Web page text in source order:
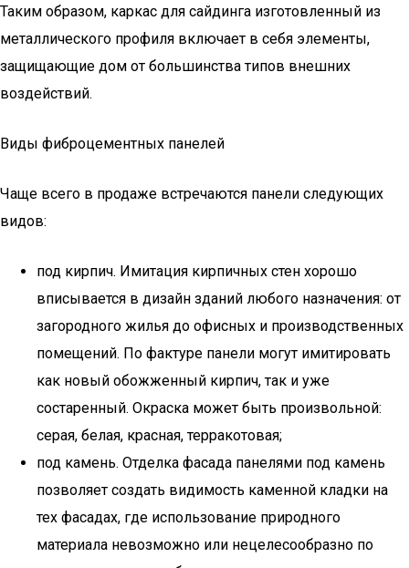
Таким образом, каркас для сайдинга изготовленный из
металлического профиля включает в себя элементы,
защищающие дом от большинства типов внешних
воздействий.
Виды фиброцементных панелей
Чаще всего в продаже встречаются панели следующих
видов:
под кирпич. Имитация кирпичных стен хорошо
вписывается в дизайн зданий любого назначения: от
загородного жилья до офисных и производственных
помещений. По фактуре панели могут имитировать
как новый обожженный кирпич, так и уже
состаренный. Окраска может быть произвольной:
серая, белая, красная, терракотовая;
под камень. Отделка фасада панелями под камень
позволяет создать видимость каменной кладки на
тех фасадах, где использование природного
материала невозможно или нецелесообразно по